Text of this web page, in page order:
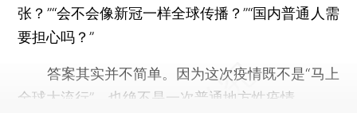
张？”“会不会像新冠一样全球传播？”“国内普通人需
要担心吗？”
答案其实并不简单。因为这次疫情既不是“马上
全球大流行”，也绝不是一次普通地方性疫情。